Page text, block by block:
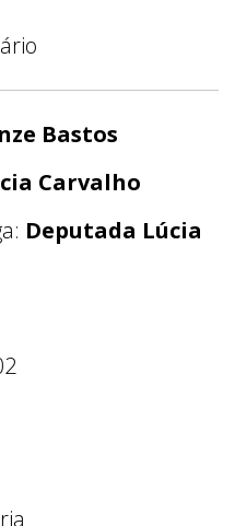
Bastos
Carvalho
Deputada Lúcia